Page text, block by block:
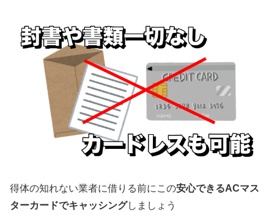
得体の知れない業者に借りる前にこの安心できるACマス
ターカードでキャッシングしましょう